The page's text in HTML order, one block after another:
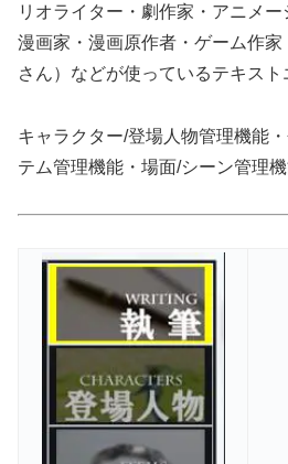
リオライター・劇作家・アニメー
漫画家・漫画原作者・ゲーム作
さん）などが使っているテキスト
キャラクター/登場人物管理機能
テム管理機能・場面/シーン管理